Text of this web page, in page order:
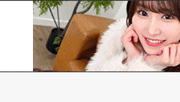
キャラ 作者 タグ